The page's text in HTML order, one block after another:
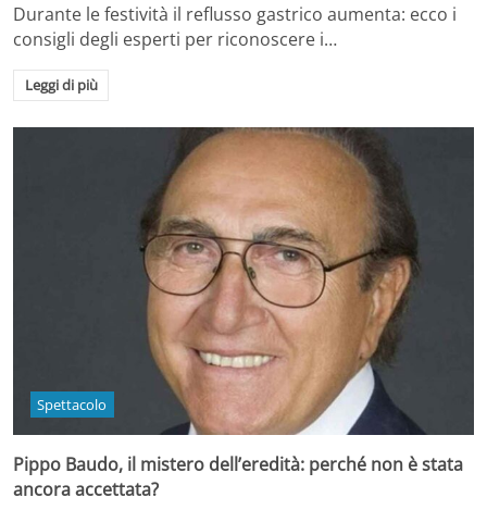
Durante le festività il reflusso gastrico aumenta: ecco i
consigli degli esperti per riconoscere i…
Leggi di più
Spettacolo
Pippo Baudo, il mistero dell’eredità: perché non è stata
ancora accettata?